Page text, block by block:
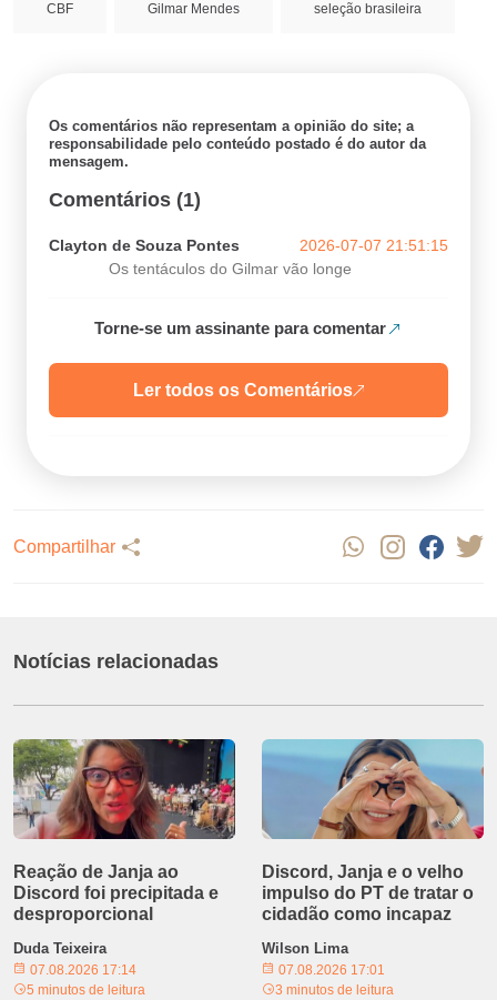
CBF Gilmar Mendes seleção brasileira
Os comentários não representam a opinião do site; a
responsabilidade pelo conteúdo postado é do autor da
mensagem.
Comentários (1)
Clayton de Souza Pontes
2026-07-07 21:51:15
Os tentáculos do Gilmar vão longe
Torne-se um assinante para comentar
Ler todos os Comentários
Compartilhar
Notícias relacionadas
Reação de Janja ao
Discord foi precipitada e
desproporcional
Duda Teixeira
07.08.2026 17:14
5 minutos de leitura
Discord, Janja e o velho
impulso do PT de tratar o
cidadão como incapaz
Wilson Lima
07.08.2026 17:01
3 minutos de leitura